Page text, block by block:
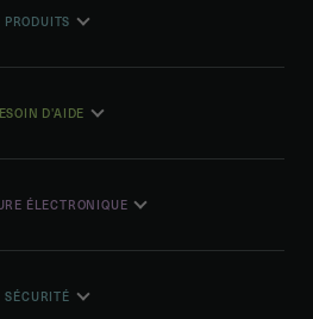
PRODUITS
D'AIDE
ÉLECTRONIQUE
SÉCURITÉ